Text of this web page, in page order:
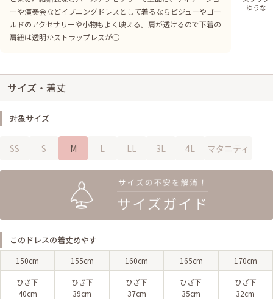
ーや演奏会などイブニングドレスとして着るならビジューやゴー
ルドのアクセサリーや小物もよく映える。肩が透けるので下着の
肩紐は透明かストラップレスが◯
ゆうな
サイズ・着丈
対象サイズ
SS S M L LL 3L 4L マタニティ
このドレスの着丈めやす
150cm 155cm 160cm 165cm 170cm
ひざ下
40cm
ひざ下
39cm
ひざ下
37cm
ひざ下
35cm
ひざ下
32cm